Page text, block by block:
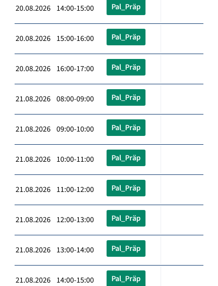
20.08.2026 14:00-15:00 Pal_Präp
20.08.2026 15:00-16:00 Pal_Präp
20.08.2026 16:00-17:00 Pal_Präp
21.08.2026 08:00-09:00 Pal_Präp
21.08.2026 09:00-10:00 Pal_Präp
21.08.2026 10:00-11:00 Pal_Präp
21.08.2026 11:00-12:00 Pal_Präp
21.08.2026 12:00-13:00 Pal_Präp
21.08.2026 13:00-14:00 Pal_Präp
21.08.2026 14:00-15:00 Pal_Präp